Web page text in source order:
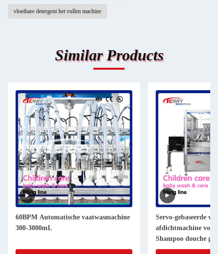
vloeibare detergent het vullen machine
Similar Products
60BPM Automatische vaatwasmachine
300-3000mL
Servo-gebaseerde
afdichtmachine
Shampoo douche gel